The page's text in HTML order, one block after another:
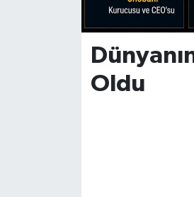
Oldu